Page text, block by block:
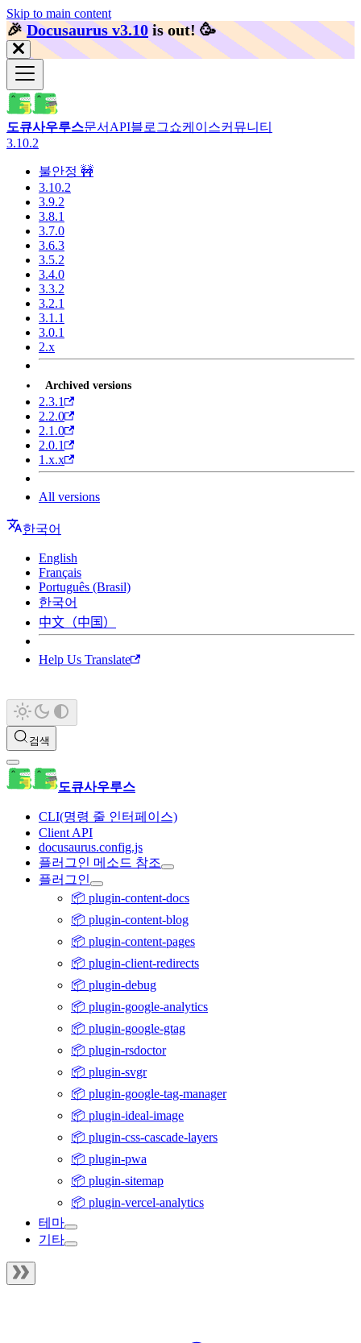
Skip to main content
🎉️Docusaurus v3.10 is out! 🥳️
도큐사우루스문서 API블로그쇼케이스커뮤니티
3.10.2
불안정 🚧
3.10.2
3.9.2
3.8.1
3.7.0
3.6.3
3.5.2
3.4.0
3.3.2
3.2.1
3.1.1
3.0.1
2.x
Archived versions
2.3.1
2.2.0
2.1.0
2.0.1
1.x.x
All versions
한국어
English
Français
Português (Brasil)
한국어
中文（中国）
Help Us Translate
검색
도큐사우루스
CLI(명령 줄 인터페이스)
Client API
docusaurus.config.js
플러그인 메소드 참조
플러그인
📦 plugin-content-docs
📦 plugin-content-blog
📦 plugin-content-pages
📦 plugin-client-redirects
📦 plugin-debug
📦 plugin-google-analytics
📦 plugin-google-gtag
📦 plugin-rsdoctor
📦 plugin-svgr
📦 plugin-google-tag-manager
📦 plugin-ideal-image
📦 plugin-css-cascade-layers
📦 plugin-pwa
📦 plugin-sitemap
📦 plugin-vercel-analytics
테마
기타